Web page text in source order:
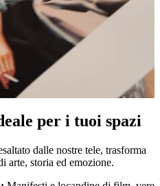
per i tuoi spazi
dalle nostre tele, trasforma
arte, storia ed emozione.